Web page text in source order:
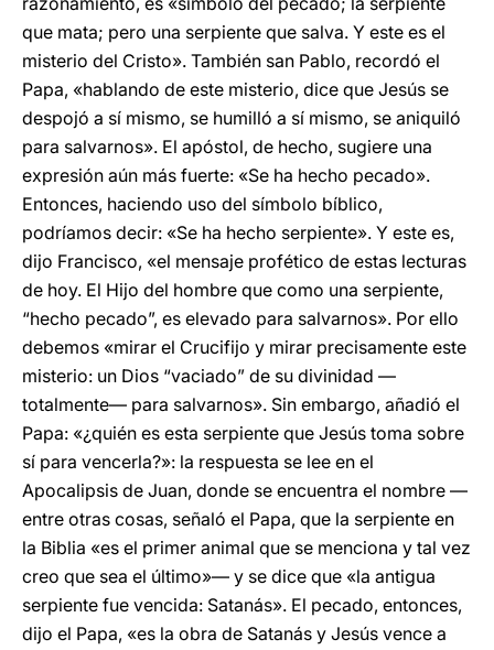
que mata; pero una serpiente que salva. Y este es el
misterio del Cristo». También san Pablo, recordó el
Papa, «hablando de este misterio, dice que Jesús se
despojó a sí mismo, se humilló a sí mismo, se aniquiló
para salvarnos». El apóstol, de hecho, sugiere una
expresión aún más fuerte: «Se ha hecho pecado».
Entonces, haciendo uso del símbolo bíblico,
podríamos decir: «Se ha hecho serpiente». Y este es,
dijo Francisco, «el mensaje profético de estas lecturas
de hoy. El Hijo del hombre que como una serpiente,
“hecho pecado”, es elevado para salvarnos». Por ello
debemos «mirar el Crucifijo y mirar precisamente este
misterio: un Dios “vaciado” de su divinidad —
totalmente— para salvarnos». Sin embargo, añadió el
Papa: «¿quién es esta serpiente que Jesús toma sobre
sí para vencerla?»: la respuesta se lee en el
Apocalipsis de Juan, donde se encuentra el nombre —
entre otras cosas, señaló el Papa, que la serpiente en
la Biblia «es el primer animal que se menciona y tal vez
creo que sea el último»— y se dice que «la antigua
serpiente fue vencida: Satanás». El pecado, entonces,
dijo el Papa, «es la obra de Satanás y Jesús vence a